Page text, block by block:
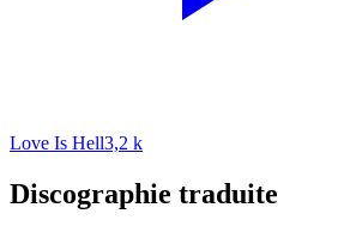
Love Is Hell3,2 k
Discographie traduite